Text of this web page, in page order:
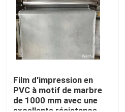
Home
Products
Film d'impression en
PVC à motif de marbre
de 1000 mm avec une